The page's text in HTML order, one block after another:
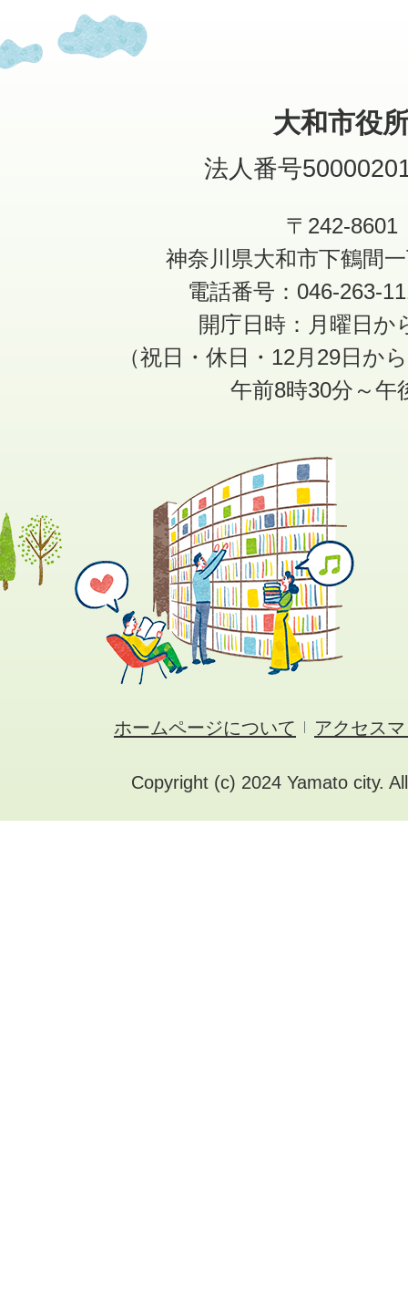
大和市役
法人番号
〒242-8601
神奈川県大和市下鶴間
電話番号：046-263-
開庁日時：月曜日か
（祝日・休日・12月29日か
午前8時30分～午
ホームページについて アクセス
Copyright (c) 2024 Yamato city.